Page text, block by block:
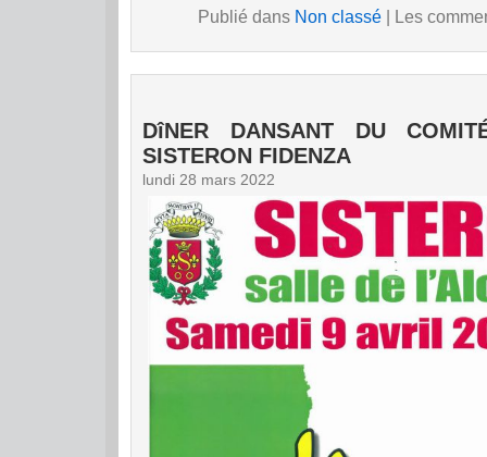
Publié dans Non classé| Les
DîNER DANSANT DU
SISTERON FIDENZA
lundi 28 mars 2022